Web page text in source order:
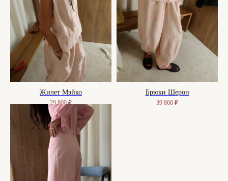
Жилет Мэйко
29 800 ₽
Брюки Шерон
39 800 ₽